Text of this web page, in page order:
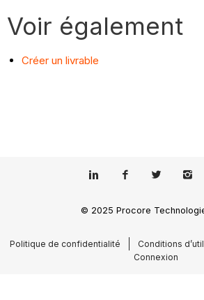
Voir également
Créer un livrable
© 2025 Procore
Politique de confidentialité Conditions
Connexion